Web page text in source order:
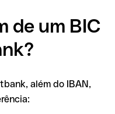
de um BIC
além do IBAN,